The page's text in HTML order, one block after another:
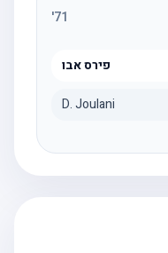
71
'
פירס אבו
D. Joulani